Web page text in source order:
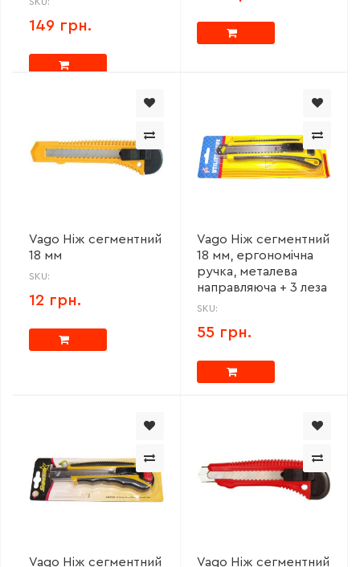
149 грн.
Vago Ніж сегментний
18 мм
SKU:
12 грн.
Vago Ніж сегментний
18 мм, ергономічна
ручка, металева
направляюча + 3 леза
SKU:
55 грн.
Vago Ніж сегментний
Vago Ніж сегментний